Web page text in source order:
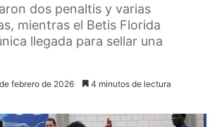
dos penaltis y varias
mientras el Betis Florida
llegada para sellar una
febrero de 2026 4 minutos de lectura